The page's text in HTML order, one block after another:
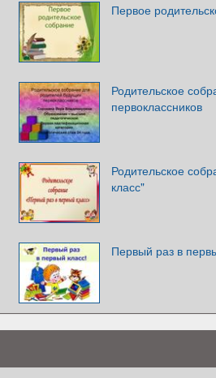
Первое
Родительское
первоклассников
Родительское
класс"
Первый раз в